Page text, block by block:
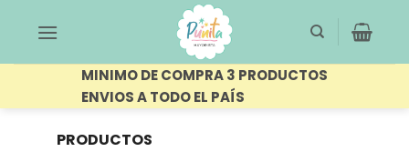
MINIMO DE COMPRA 3 PRODUCTOS
ENVIOS A TODO EL PAÍS
PRODUCTOS